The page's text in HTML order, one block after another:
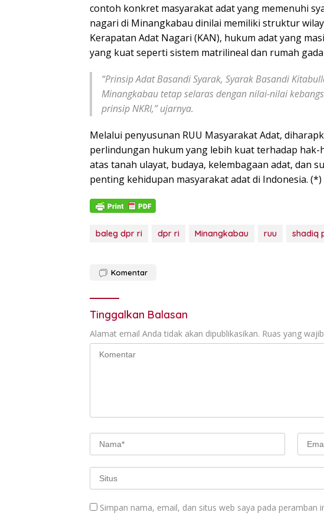
contoh konkret masyarakat adat yang memenuhi
nagari di Minangkabau dinilai memiliki struktur
Kerapatan Adat Nagari (KAN), hukum adat yang
yang kuat seperti sistem matrilineal dan rumah
“Prinsip Adat Basandi Syarak, Syarak Basandi
Minangkabau tetap selaras dengan nilai-nilai
prinsip NKRI,” ujarnya.
Melalui penyusunan RUU Masyarakat Adat,
perlindungan hukum yang lebih kuat terhadap
atas tanah ulayat, budaya, kelembagaan adat, dan
penting kehidupan masyarakat adat di Indonesia. (*)
baleg dpr ri dpr ri Minangkabau ruu shadiq
Komentar
Tinggalkan Balasan
Alamat email Anda tidak akan dipublikasikan. Ruas yang
Simpan nama, email, dan situs web saya pada peramban